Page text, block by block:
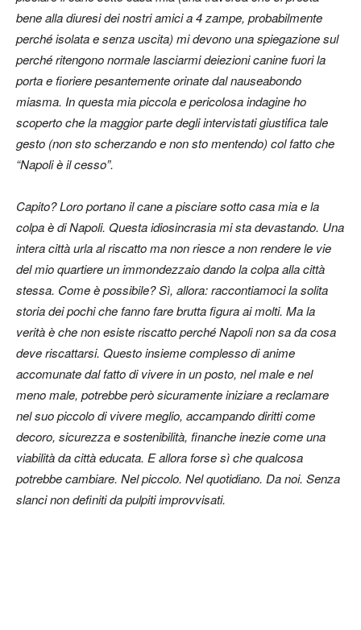
bene alla diuresi dei nostri amici a 4 zampe, probabilmente
perché isolata e senza uscita) mi devono una spiegazione sul
perché ritengono normale lasciarmi deiezioni canine fuori la
porta e fioriere pesantemente orinate dal nauseabondo
miasma. In questa mia piccola e pericolosa indagine ho
scoperto che la maggior parte degli intervistati giustifica tale
gesto (non sto scherzando e non sto mentendo) col fatto che
“Napoli è il cesso”.
Capito? Loro portano il cane a pisciare sotto casa mia e la
colpa è di Napoli. Questa idiosincrasia mi sta devastando. Una
intera città urla al riscatto ma non riesce a non rendere le vie
del mio quartiere un immondezzaio dando la colpa alla città
stessa. Come è possibile? Sì, allora: raccontiamoci la solita
storia dei pochi che fanno fare brutta figura ai molti. Ma la
verità è che non esiste riscatto perché Napoli non sa da cosa
deve riscattarsi. Questo insieme complesso di anime
accomunate dal fatto di vivere in un posto, nel male e nel
meno male, potrebbe però sicuramente iniziare a reclamare
nel suo piccolo di vivere meglio, accampando diritti come
decoro, sicurezza e sostenibilità, finanche inezie come una
viabilità da città educata. E allora forse sì che qualcosa
potrebbe cambiare. Nel piccolo. Nel quotidiano. Da noi. Senza
slanci non definiti da pulpiti improvvisati.